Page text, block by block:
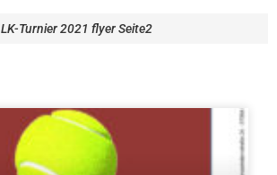
LK-Turnier 2021 flyer Seite2